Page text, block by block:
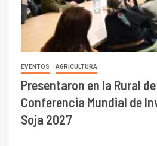
EVENTOS AGRICULTURA
Presentaron en la Rural
Conferencia Mundial de
Soja 2027